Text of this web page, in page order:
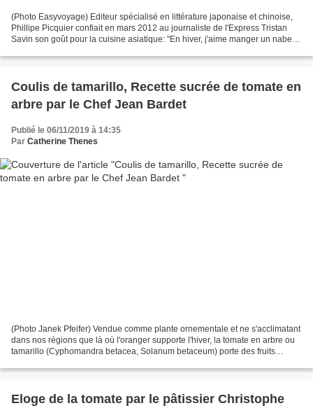
(Photo Easyvoyage) Editeur spécialisé en littérature japonaise et chinoise,
Phillipe Picquier confiait en mars 2012 au journaliste de l'Express Tristan
Savin son goût pour la cuisine asiatique: "En hiver, j'aime manger un nabe,
Coulis de tamarillo, Recette sucrée de tomate en
arbre par le Chef Jean Bardet
Publié le 06/11/2019 à 14:35
Par Catherine Thenes
(Photo Janek Pfeifer) Vendue comme plante ornementale et ne s'acclimatant
dans nos régions que là où l'oranger supporte l'hiver, la tomate en arbre ou
tamarillo (Cyphomandra betacea, Solanum betaceum) porte des fruits
Eloge de la tomate par le pâtissier Christophe